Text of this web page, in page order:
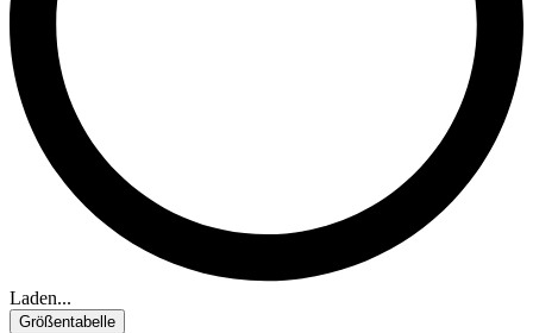
Laden...
Größentabelle